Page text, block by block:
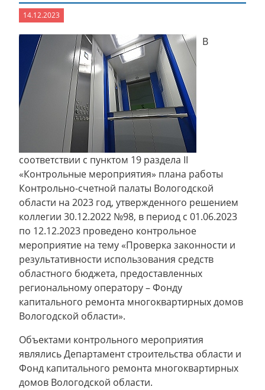
14.12.2023
В
соответствии с пунктом 19 раздела II
«Контрольные мероприятия» плана работы
Контрольно-счетной палаты Вологодской
области на 2023 год, утвержденного решением
коллегии 30.12.2022 №98, в период с 01.06.2023
по 12.12.2023 проведено контрольное
мероприятие на тему «Проверка законности и
результативности использования средств
областного бюджета, предоставленных
региональному оператору – Фонду
капитального ремонта многоквартирных домов
Вологодской области».
Объектами контрольного мероприятия
являлись Департамент строительства области и
Фонд капитального ремонта многоквартирных
домов Вологодской области.